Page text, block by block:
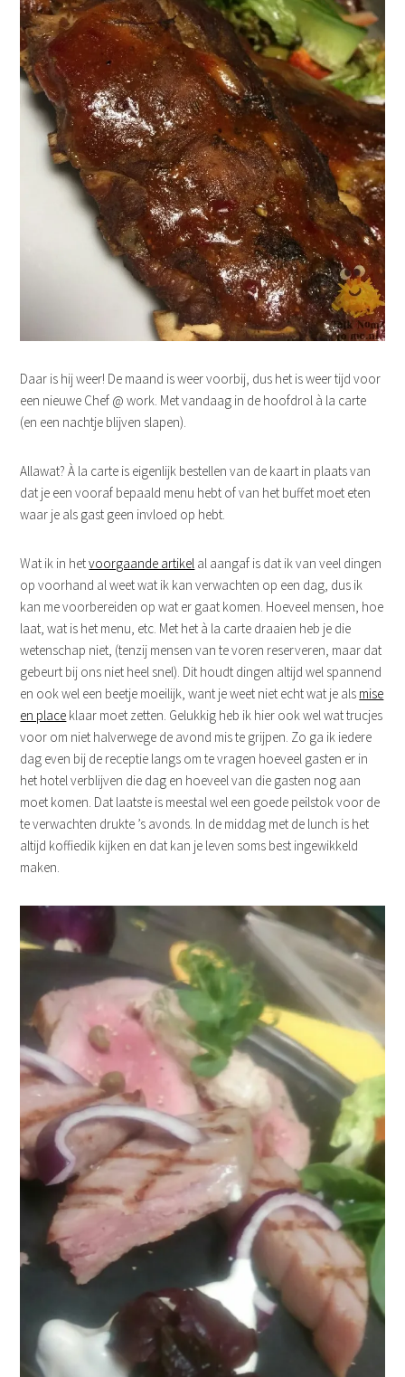
Daar is hij weer! De maand is weer voorbij, dus het is weer tijd voor
een nieuwe Chef @ work. Met vandaag in de hoofdrol à la carte
(en een nachtje blijven slapen).
Allawat? À la carte is eigenlijk bestellen van de kaart in plaats van
dat je een vooraf bepaald menu hebt of van het buffet moet eten
waar je als gast geen invloed op hebt.
Wat ik in hetvoorgaande artikel al aangaf is dat ik van veel dingen
op voorhand al weet wat ik kan verwachten op een dag, dus ik
kan me voorbereiden op wat er gaat komen. Hoeveel mensen, hoe
laat, wat is het menu, etc. Met het à la carte draaien heb je die
wetenschap niet, (tenzij mensen van te voren reserveren, maar dat
gebeurt bij ons niet heel snel). Dit houdt dingen altijd wel spannend
en ook wel een beetje moeilijk, want je weet niet echt wat je als mise
en place klaar moet zetten. Gelukkig heb ik hier ook wel wat trucjes
voor om niet halverwege de avond mis te grijpen. Zo ga ik iedere
dag even bij de receptie langs om te vragen hoeveel gasten er in
het hotel verblijven die dag en hoeveel van die gasten nog aan
moet komen. Dat laatste is meestal wel een goede peilstok voor de
te verwachten drukte ’s avonds. In de middag met de lunch is het
altijd koffiedik kijken en dat kan je leven soms best ingewikkeld
maken.